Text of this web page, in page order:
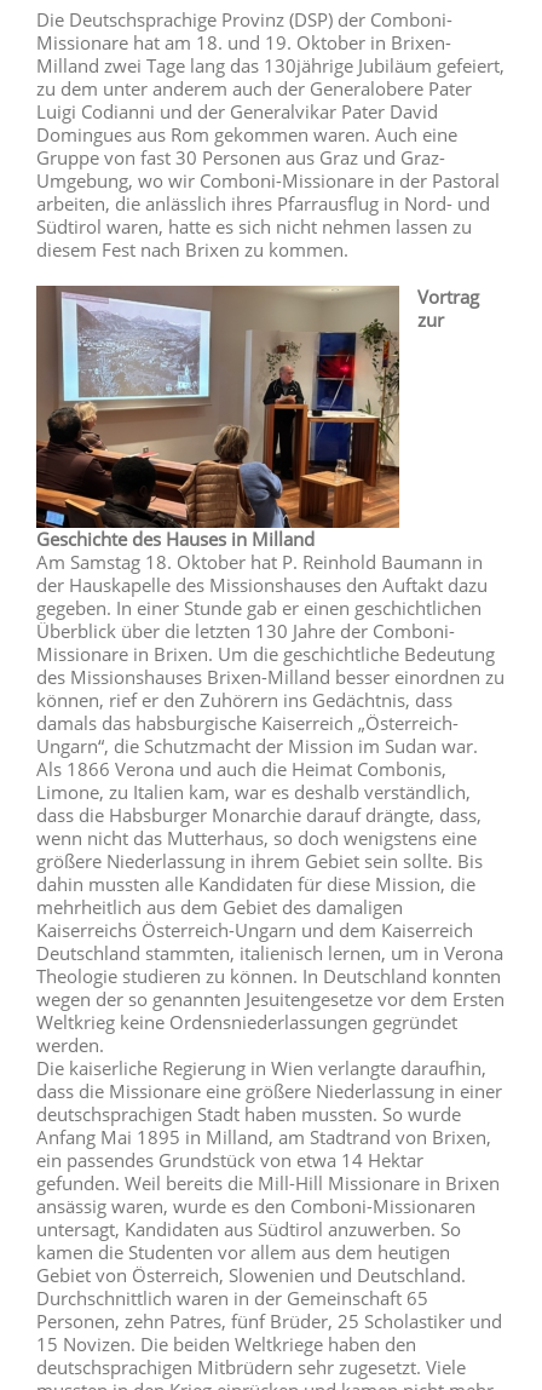
Die Deutschsprachige Provinz (DSP) der Comboni-
Missionare hat am 18. und 19. Oktober in Brixen-
Milland zwei Tage lang das 130jährige Jubiläum gefeiert,
zu dem unter anderem auch der Generalobere Pater
Luigi Codianni und der Generalvikar Pater David
Domingues aus Rom gekommen waren. Auch eine
Gruppe von fast 30 Personen aus Graz und Graz-
Umgebung, wo wir Comboni-Missionare in der Pastoral
arbeiten, die anlässlich ihres Pfarrausflug in Nord- und
Südtirol waren, hatte es sich nicht nehmen lassen zu
diesem Fest nach Brixen zu kommen.
Vortrag
zur
Geschichte des Hauses in Milland
Am Samstag 18. Oktober hat P. Reinhold Baumann in
der Hauskapelle des Missionshauses den Auftakt dazu
gegeben. In einer Stunde gab er einen geschichtlichen
Überblick über die letzten 130 Jahre der Comboni-
Missionare in Brixen. Um die geschichtliche Bedeutung
des Missionshauses Brixen-Milland besser einordnen zu
können, rief er den Zuhörern ins Gedächtnis, dass
damals das habsburgische Kaiserreich „Österreich-
Ungarn“, die Schutzmacht der Mission im Sudan war.
Als 1866 Verona und auch die Heimat Combonis,
Limone, zu Italien kam, war es deshalb verständlich,
dass die Habsburger Monarchie darauf drängte, dass,
wenn nicht das Mutterhaus, so doch wenigstens eine
größere Niederlassung in ihrem Gebiet sein sollte. Bis
dahin mussten alle Kandidaten für diese Mission, die
mehrheitlich aus dem Gebiet des damaligen
Kaiserreichs Österreich-Ungarn und dem Kaiserreich
Deutschland stammten, italienisch lernen, um in Verona
Theologie studieren zu können. In Deutschland konnten
wegen der so genannten Jesuitengesetze vor dem Ersten
Weltkrieg keine Ordensniederlassungen gegründet
werden.
Die kaiserliche Regierung in Wien verlangte daraufhin,
dass die Missionare eine größere Niederlassung in einer
deutschsprachigen Stadt haben mussten. So wurde
Anfang Mai 1895 in Milland, am Stadtrand von Brixen,
ein passendes Grundstück von etwa 14 Hektar
gefunden. Weil bereits die Mill-Hill Missionare in Brixen
ansässig waren, wurde es den Comboni-Missionaren
untersagt, Kandidaten aus Südtirol anzuwerben. So
kamen die Studenten vor allem aus dem heutigen
Gebiet von Österreich, Slowenien und Deutschland.
Durchschnittlich waren in der Gemeinschaft 65
Personen, zehn Patres, fünf Brüder, 25 Scholastiker und
15 Novizen. Die beiden Weltkriege haben den
deutschsprachigen Mitbrüdern sehr zugesetzt. Viele